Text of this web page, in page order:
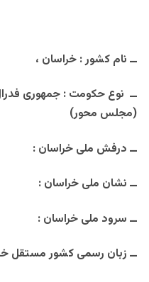
ــ نام کشور : خراسان ،
ــ نوع حکومت : جمهوری
(مجلس محور)
ــ درفش ملی خراسان :
ــ نشان ملی خراسان :
ــ سرود ملی خراسان :
ــ زبان رسمی کشور مستقل